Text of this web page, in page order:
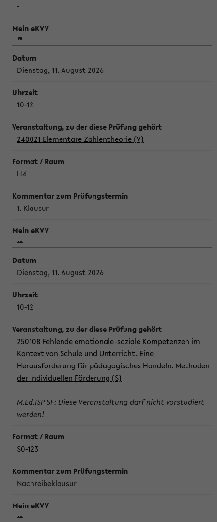
-
Dienstag, 11. August 2026
10-12
240021 Elementare Zahlentheorie (V)
H4
1. Klausur
Dienstag, 11. August 2026
10-12
250108 Fehlende emotionale-soziale Kompetenzen im
Kontext von Schule und Unterricht. Eine
Herausforderung für pädagogisches Handeln. Methoden
der individuellen Förderung (S)
M.Ed.ISP SF: Diese Veranstaltung darf nicht vorstudiert
werden!
S0-123
Nachreibeklausur